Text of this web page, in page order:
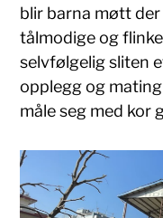
blir barna møtt
tålmodige og
selvfølgelig sliten
opplegg og
måle seg med kor